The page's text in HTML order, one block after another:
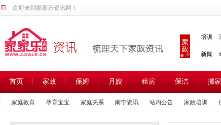
欢迎来到家家乐资讯网！
培训
新闻
首页 家政 保姆 月嫂 租房 保洁 搬
家庭教育 孕育宝宝 家庭关系 南宁资讯 站内公告 家政培训
家政热点 家政新闻 家政市场